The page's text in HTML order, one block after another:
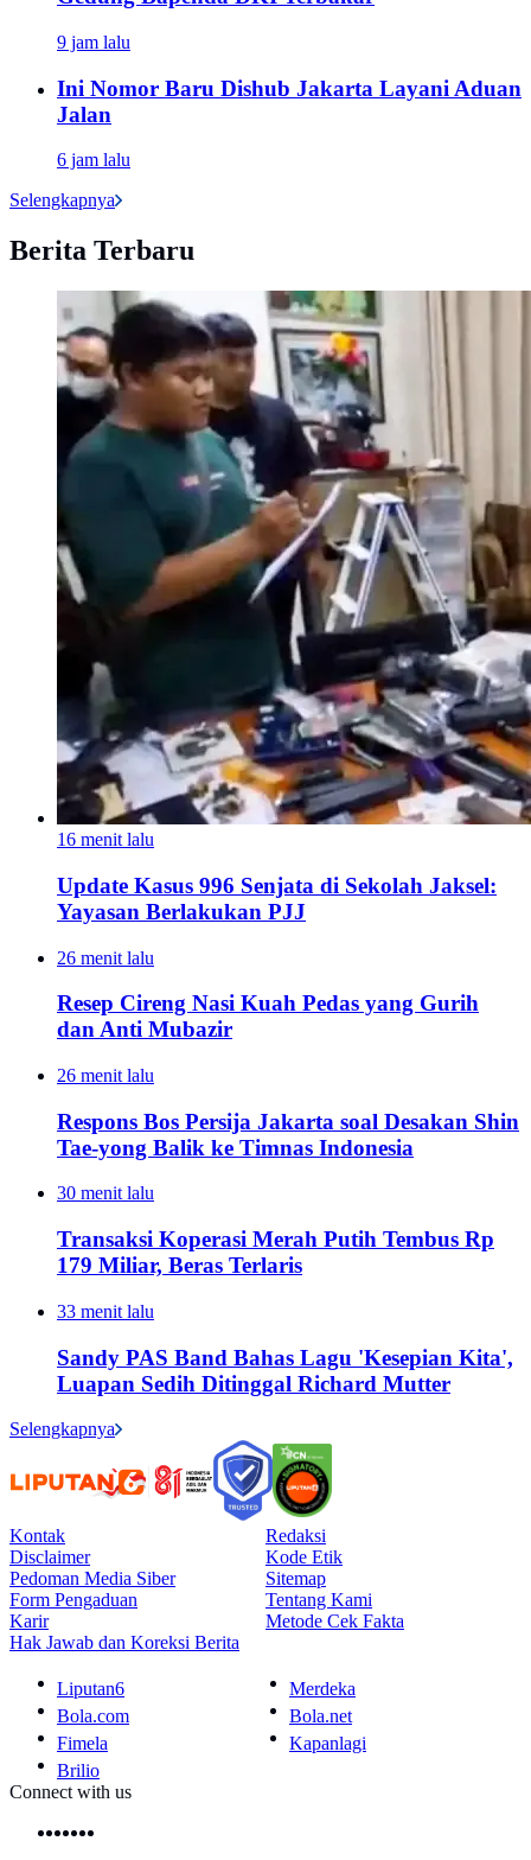
9 jam lalu
Ini Nomor Baru Dishub Jakarta Layani Aduan
Jalan
6 jam lalu
Selengkapnya
Berita Terbaru
16 menit lalu
Update Kasus 996 Senjata di Sekolah Jaksel:
Yayasan Berlakukan PJJ
26 menit lalu
Resep Cireng Nasi Kuah Pedas yang Gurih
dan Anti Mubazir
26 menit lalu
Respons Bos Persija Jakarta soal Desakan Shin
Tae-yong Balik ke Timnas Indonesia
30 menit lalu
Transaksi Koperasi Merah Putih Tembus Rp
179 Miliar, Beras Terlaris
33 menit lalu
Sandy PAS Band Bahas Lagu 'Kesepian Kita',
Luapan Sedih Ditinggal Richard Mutter
Selengkapnya
Kontak
Redaksi
Disclaimer
Kode Etik
Pedoman Media Siber
Sitemap
Form Pengaduan
Tentang Kami
Karir
Metode Cek Fakta
Hak Jawab dan Koreksi Berita
Liputan6
Merdeka
Bola.com
Bola.net
Fimela
Kapanlagi
Brilio
Connect with us